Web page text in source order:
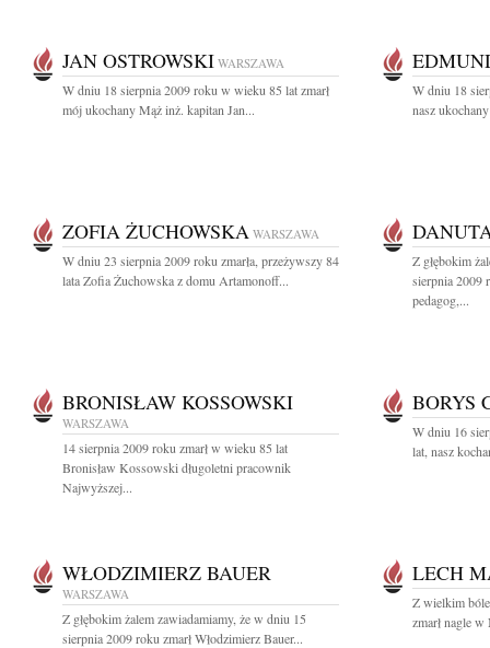
JAN OSTROWSKI WARSZAWA
W dniu 18 sierpnia 2009 roku w wieku 85 lat zmarł
mój ukochany Mąż inż. kapitan Jan...
W dniu 18
nasz
ZOFIA ŻUCHOWSKA WARSZAWA
W dniu 23 sierpnia 2009 roku zmarła, przeżywszy 84
lata Zofia Żuchowska z domu Artamonoff...
Z głębokim
sierpnia 2009
pedagog,...
BRONISŁAW KOSSOWSKI
WARSZAWA
14 sierpnia 2009 roku zmarł w wieku 85 lat
Bronisław Kossowski długoletni pracownik
Najwyższej...
BORYS
W dniu 16
lat, nasz
WŁODZIMIERZ BAUER
WARSZAWA
Z głębokim żalem zawiadamiamy, że w dniu 15
sierpnia 2009 roku zmarł Włodzimierz Bauer...
LECH
Z wielkim
zmarł nagle